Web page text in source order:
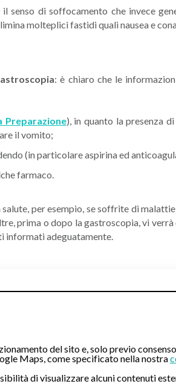
del sito e, solo previo
Maps, come specificato nella nostra
di visualizzare alcuni contenuti
senso di soffocamento che invece
molteplici fastidi quali nausea e
: è chiaro che le
Preparazione), in quanto la presenza
il vomito;
(in particolare aspirina ed
farmaco.
per esempio, se soffrite di
prima o dopo la gastroscopia, vi
informati adeguatamente.
Digestiva, esperto nell'utilizzo di